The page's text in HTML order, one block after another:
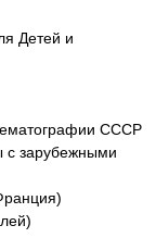
Детей и
СССР
зарубежными